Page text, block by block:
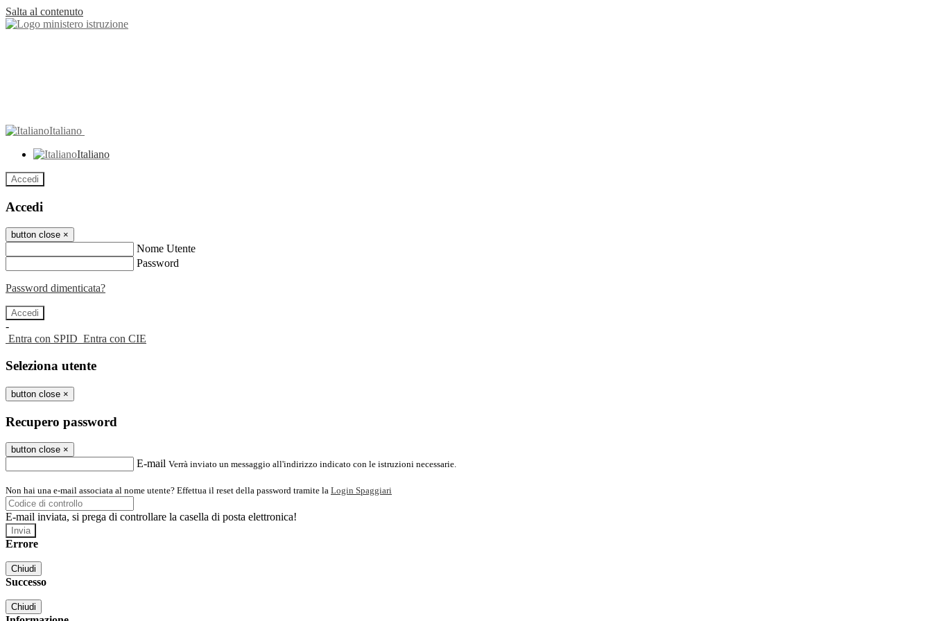
Salta al contenuto
Italiano
Italiano
Accedi
Accedi
button close ×
Nome Utente
Password
Password dimenticata?
-
Entra con SPID Entra con CIE
Seleziona utente
button close ×
Recupero password
button close ×
E-mail Verrà inviato un messaggio all'indirizzo indicato con le istruzioni necessarie.
Non hai una e-mail associata al nome utente? Effettua il reset della password tramite la Login Spaggiari
E-mail inviata, si prega di controllare la casella di posta elettronica!
Errore
Chiudi
Successo
Chiudi